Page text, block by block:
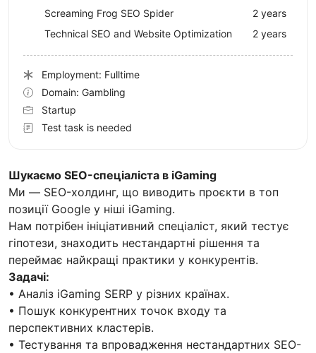
Шукаємо SEO-спеціаліста в iGaming
Ми — SEO-холдинг, що виводить проєкти в топ
позиції Google у ніші iGaming.
Нам потрібен ініціативний спеціаліст, який тестує
гіпотези, знаходить нестандартні рішення та
переймає найкращі практики у конкурентів.
Задачі:
• Аналіз iGaming SERP у різних країнах.
• Пошук конкурентних точок входу та
перспективних кластерів.
• Тестування та впровадження нестандартних SEO-
Screaming Frog SEO Spider
2 years
Technical SEO and Website Optimization
2 years
Employment: Fulltime
Domain: Gambling
Startup
Test task is needed